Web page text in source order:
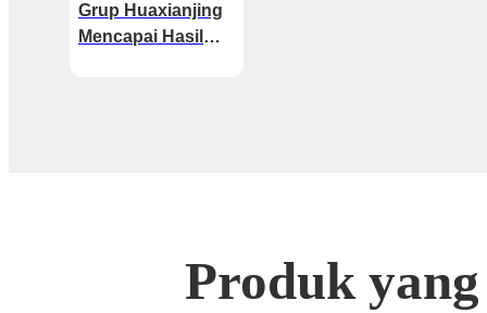
Grup Huaxianjing
Mencapai Hasil
Produk